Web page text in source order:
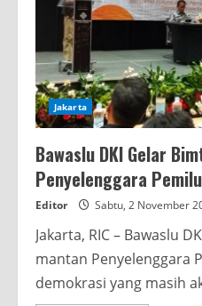
Jakarta
Bawaslu DKI Gelar
Penyelenggara Pemilu
Editor Sabtu, 2 November
Jakarta, RIC – Bawaslu
mantan Penyelenggara
demokrasi yang masih